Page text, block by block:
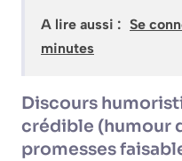
A lire aussi : Se
minutes
Discours
crédible (humour
promesses